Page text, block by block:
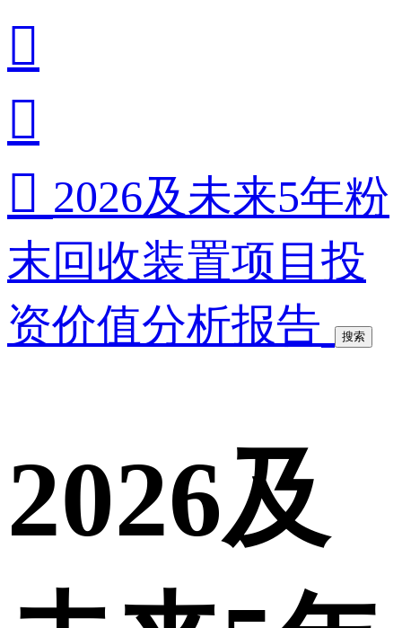


 2026及未来5年粉
末回收装置项目投
资价值分析报告
搜索
2026及